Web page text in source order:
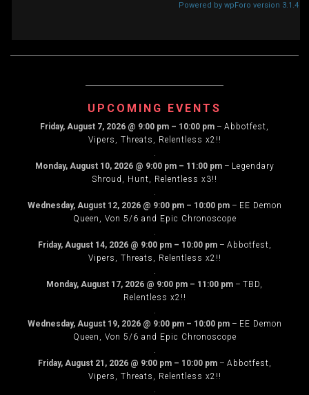
Powered by wpForo version 3.1.4
UPCOMING EVENTS
Friday, August 7, 2026 @ 9:00 pm – 10:00 pm – Abbotfest,
Vipers, Threats, Relentless x2!!
.
Monday, August 10, 2026@ 9:00 pm – 11:00 pm– Legendary
Shroud, Hunt, Relentless x3!!
.
Wednesday, August 12, 2026@ 9:00 pm – 10:00 pm– EE Demon
Queen, Von 5/6 and Epic Chronoscope
.
Friday, August 14, 2026@ 9:00 pm – 10:00 pm– Abbotfest,
Vipers, Threats, Relentless x2!!
.
Monday, August 17, 2026 @ 9:00 pm – 11:00 pm – TBD,
Relentless x2!!
.
Wednesday, August 19, 2026@ 9:00 pm – 10:00 pm– EE Demon
Queen, Von 5/6 and Epic Chronoscope
.
Friday, August 21, 2026@ 9:00 pm – 10:00 pm– Abbotfest,
Vipers, Threats, Relentless x2!!
.